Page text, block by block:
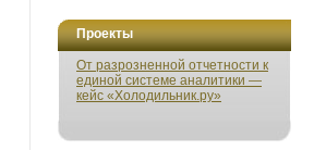
Проекты
От разрозненной отчетности к
единой системе аналитики —
кейс «Холодильник.ру»